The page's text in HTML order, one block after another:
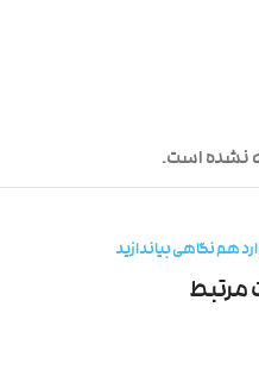
نشده است.
هم نگاهی بیاندازید
مرتبط